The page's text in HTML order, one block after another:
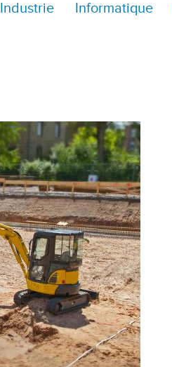
Industrie Informatique